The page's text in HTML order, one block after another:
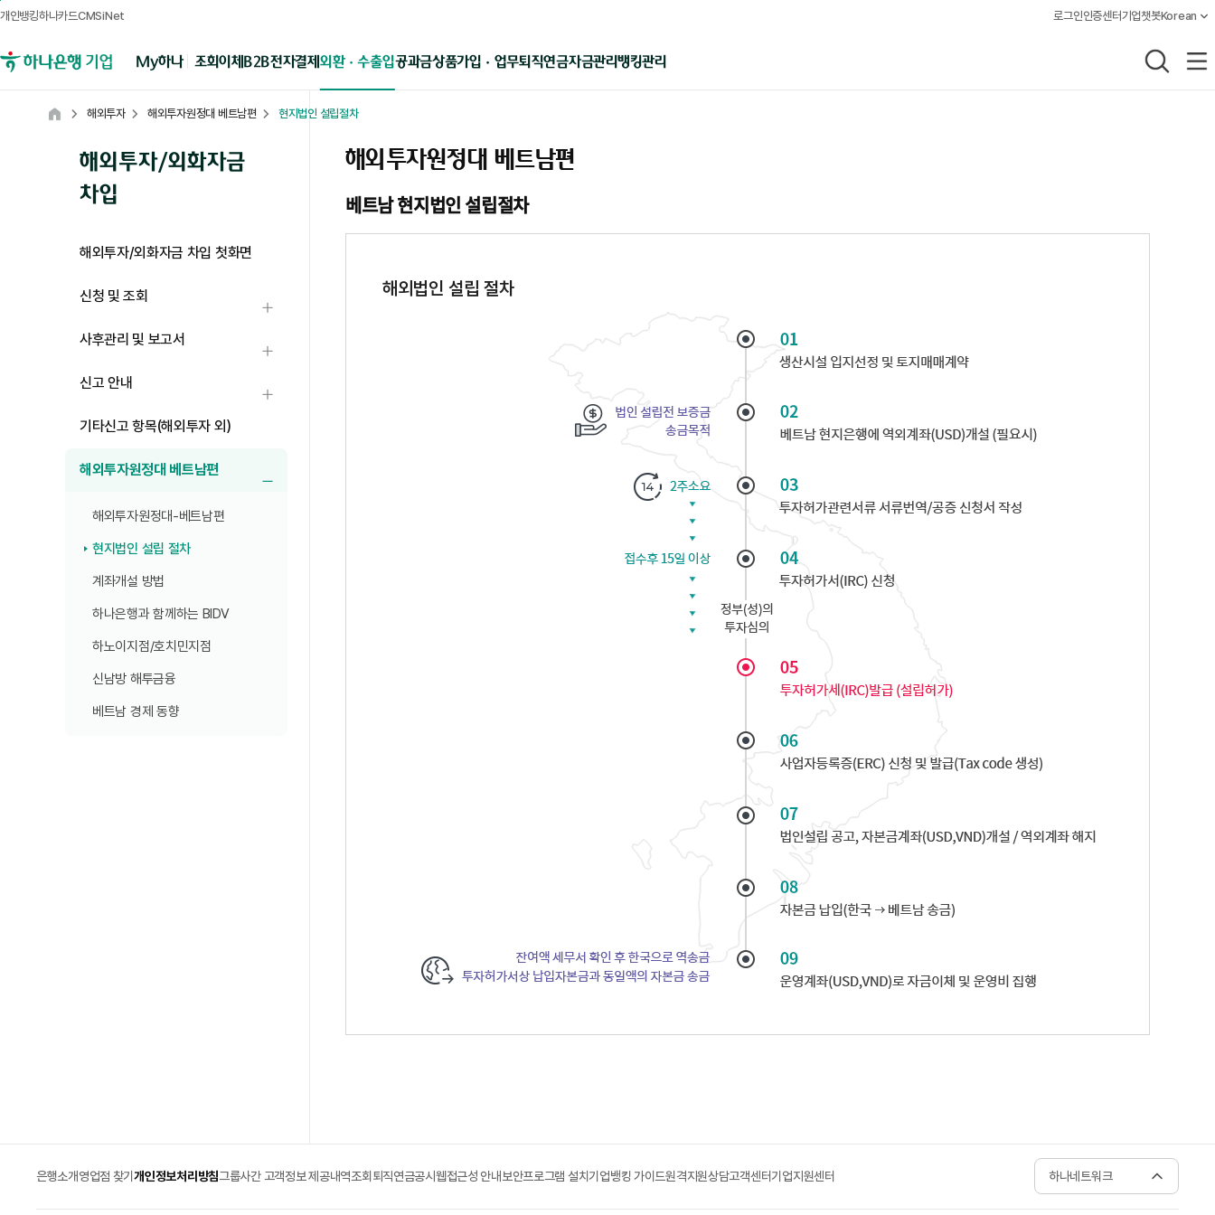
개인뱅킹하나카드CMSiNet 로그인인증센터기업챗봇Korean
언어설정,
하나은행 기업뱅킹 My하나 조회이체B2B전자결제외환 · 수출입공과금상품가입 · 업무퇴직연금자금관리뱅킹관리 통합검색 전체메
해외투자/외화자금
차입
해외투자/외화자금 차입 첫화면
신청 및 조회
사후관리 및 보고서
신고 안내
기타신고 항목(해외투자 외)
해외투자원정대 베트남편
해외투자원정대-베트남편
현지법인 설립 절차
계좌개설 방법
하나은행과 함께하는 BIDV
하노이지점/호치민지점
신남방 해투금융
베트남 경제 동향
Home
해외투자 해외투자원정대 베트남편 현지법인 설립절차
해외투자원정대 베트남편
베트남 현지법인 설립절차
해외법인 설립 절차
은행소개영업점 찾기개인정보처리방침그룹사간 고객정보 제공내역조회 퇴직연금공시웹접근성 안내 보안프로그램 설치 기업뱅킹 가이드원격지원상담고객센터기업지원센터 하나네트워크